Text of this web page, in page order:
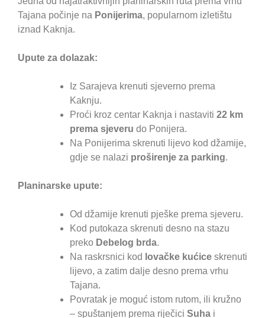
Tajana počinje na Ponijerima, popularnom izletištu
iznad Kaknja.
Upute za dolazak:
Iz Sarajeva krenuti sjeverno prema
Kaknju.
Proći kroz centar Kaknja i nastaviti 22 km
prema sjeveru do Ponijera.
Na Ponijerima skrenuti lijevo kod džamije,
gdje se nalazi proširenje za parking.
Planinarske upute:
Od džamije krenuti pješke prema sjeveru.
Kod putokaza skrenuti desno na stazu
preko Debelog brda.
Na raskrsnici kod lovačke kućice skrenuti
lijevo, a zatim dalje desno prema vrhu
Tajana.
Povratak je moguć istom rutom, ili kružno
– spuštanjem prema riječici Suha i